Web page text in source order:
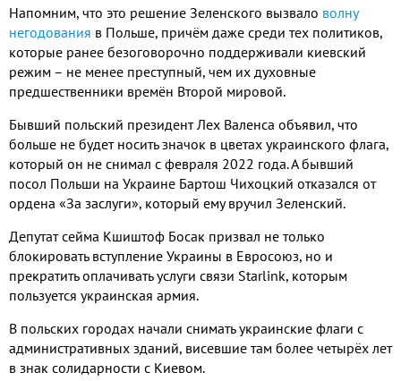
Напомним, что это решение Зеленского вызвало волну
негодования в Польше, причём даже среди тех политиков,
которые ранее безоговорочно поддерживали киевский
режим – не менее преступный, чем их духовные
предшественники времён Второй мировой.
Бывший польский президент Лех Валенса объявил, что
больше не будет носить значок в цветах украинского флага,
который он не снимал с февраля 2022 года. А бывший
посол Польши на Украине Бартош Чихоцкий отказался от
ордена «За заслуги», который ему вручил Зеленский.
Депутат сейма Кшиштоф Босак призвал не только
блокировать вступление Украины в Евросоюз, но и
прекратить оплачивать услуги связи Starlink, которым
пользуется украинская армия.
В польских городах начали снимать украинские флаги с
административных зданий, висевшие там более четырёх лет
в знак солидарности с Киевом.